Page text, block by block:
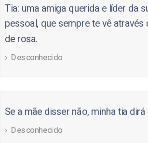
Tia: uma amiga querida e líder da
pessoal, que sempre te vê através
de rosa.
Desconhecido
Se a mãe disser não, minha tia dirá
Desconhecido